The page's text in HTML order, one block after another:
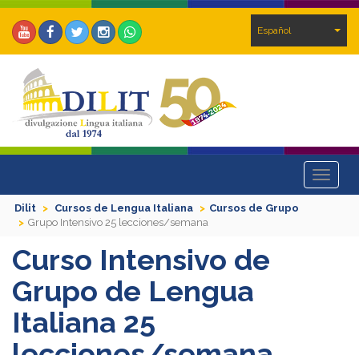
Español
Toggle
Dilit
Cursos de Lengua Italiana
Cursos de Grupo
Grupo Intensivo 25 lecciones/semana
Curso Intensivo de
Grupo de Lengua
Italiana 25